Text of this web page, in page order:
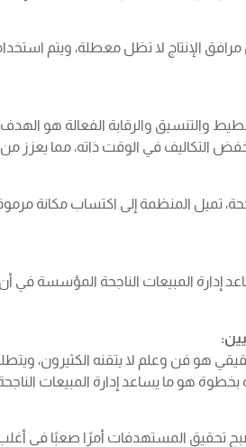
مرافق الإنتاج لا تظل معطلة، ويتم
والتنسيق والرقابة الفعالة هو الهدف
التكاليف في الوقت ذاته، مما يعزز من
تميل المنظمة إلى اكتساب مكانة
إدارة المبيعات الناجحة المؤسسة
هو فن وعلم لا يتقنه الكثيرون،
هو ما يساعد إدارة المبيعات
تحقيق المستهدفات أمرًا صعبًا في أغلب